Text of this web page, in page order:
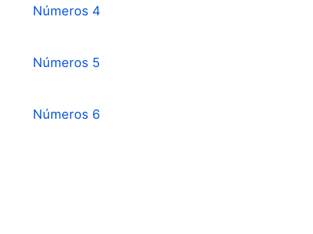
Números 4
Números 5
Números 6